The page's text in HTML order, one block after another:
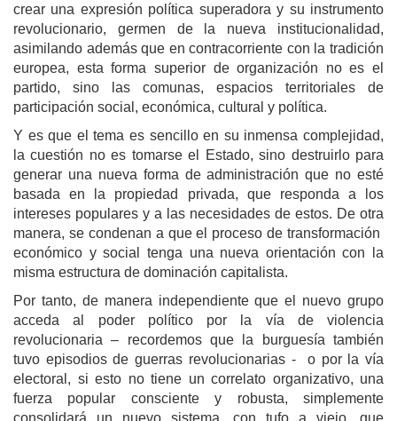
crear una expresión política superadora y su instrumento
revolucionario, germen de la nueva institucionalidad,
asimilando además que en contracorriente con la tradición
europea, esta forma superior de organización no es el
partido, sino las comunas, espacios territoriales de
participación social, económica, cultural y política.
Y es que el tema es sencillo en su inmensa complejidad,
la cuestión no es tomarse el Estado, sino destruirlo para
generar una nueva forma de administración que no esté
basada en la propiedad privada, que responda a los
intereses populares y a las necesidades de estos. De otra
manera, se condenan a que el proceso de transformación
económico y social tenga una nueva orientación con la
misma estructura de dominación capitalista.
Por tanto, de manera independiente que el nuevo grupo
acceda al poder político por la vía de violencia
revolucionaria – recordemos que la burguesía también
tuvo episodios de guerras revolucionarias - o por la vía
electoral, si esto no tiene un correlato organizativo, una
fuerza popular consciente y robusta, simplemente
consolidará un nuevo sistema, con tufo a viejo, que